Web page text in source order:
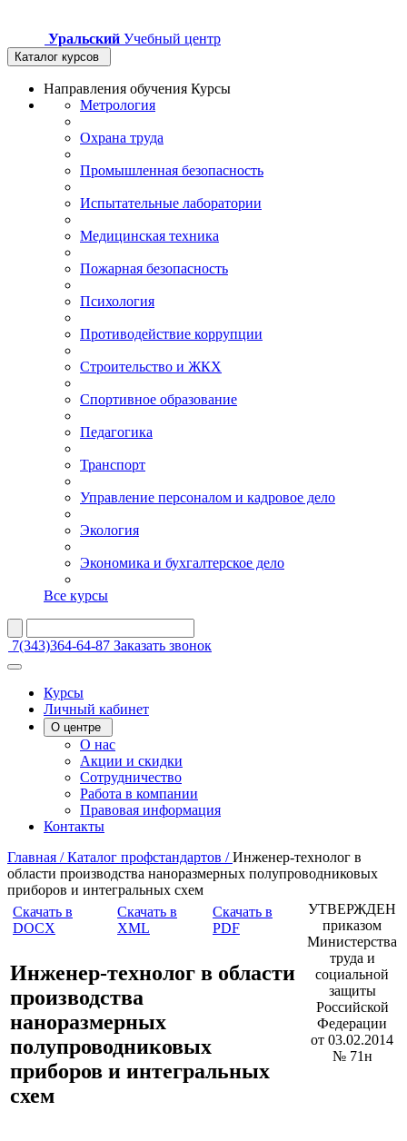
Уральский Учебный центр
Каталог курсов
Направления обучения Курсы
Метрология
Охрана труда
Промышленная безопасность
Испытательные лаборатории
Медицинская техника
Пожарная безопасность
Психология
Противодействие коррупции
Строительство и ЖКХ
Спортивное образование
Педагогика
Транспорт
Управление персоналом и кадровое дело
Экология
Экономика и бухгалтерское дело
Все курсы
7(343)364-64-87 Заказать звонок
Курсы
Личный кабинет
О центре
О нас
Акции и скидки
Сотрудничество
Работа в компании
Правовая информация
Контакты
Главная /Каталог профстандартов /Инженер-технолог в
области производства наноразмерных полупроводниковых
приборов и интегральных схем
Скачать в
DOCX
Скачать в
XML
Скачать в
PDF
УТВЕРЖДЕН
приказом
Министерства
труда и
социальной
защиты
Российской
Федерации
от 03.02.2014
№ 71н
Инженер-технолог в области
производства
наноразмерных
полупроводниковых
приборов и интегральных
схем